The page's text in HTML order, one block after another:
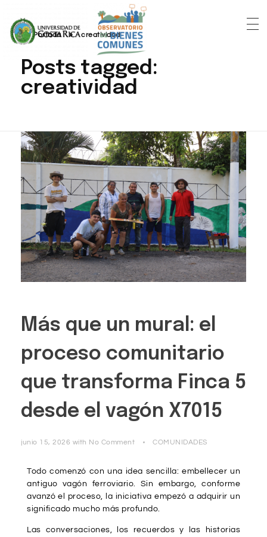
Portada » creatividad
Posts tagged:
creatividad
Más que un mural: el
proceso comunitario
que transforma Finca 5
desde el vagón X7015
junio 15, 2026 with No Comment COMUNIDADES
Todo comenzó con una idea sencilla: embellecer un
antiguo vagón ferroviario. Sin embargo, conforme
avanzó el proceso, la iniciativa empezó a adquirir un
significado mucho más profundo.
Las conversaciones, los recuerdos y las historias